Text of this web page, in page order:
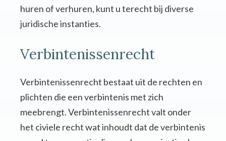
huren of verhuren, kunt u terecht bij diverse
juridische instanties.
Verbintenissenrecht
Verbintenissenrecht bestaat uit de rechten en
plichten die een verbintenis met zich
meebrengt. Verbintenissenrecht valt onder
het civiele recht wat inhoudt dat de verbintenis